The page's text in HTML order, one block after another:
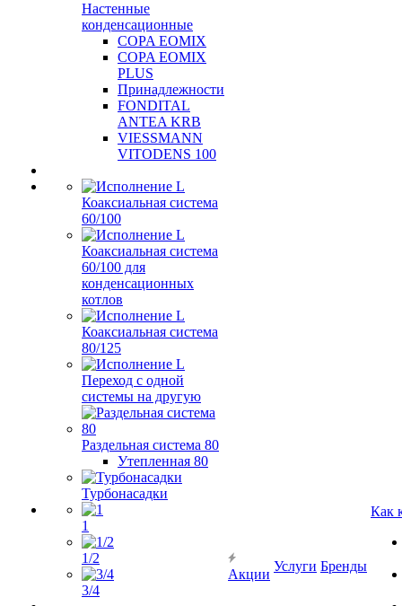
Настенные
конденсационные
COPA EOMIX
COPA EOMIX
PLUS
Принадлежности
FONDITAL
ANTEA KRB
VIESSMANN
VITODENS 100
Коаксиальная система
60/100
Коаксиальная система
60/100 для
конденсационных
котлов
Коаксиальная система
80/125
Переход с одной
системы на другую
Раздельная система 80
Утепленная 80
Турбонасадки
1
1/2
3/4
Акции
Услуги Бренды
Как